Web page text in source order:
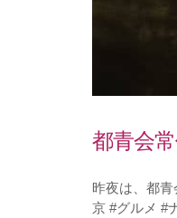
都青会
昨夜は、都
京 #グルメ #